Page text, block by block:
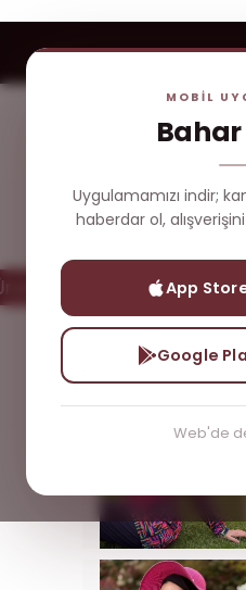
MOBİL
Uygulamamızı indir;
haberdar ol,
App
Google
Web'de
Yeni
Çok
ÜCRETSİZ Kargo
Yeni Gelenler